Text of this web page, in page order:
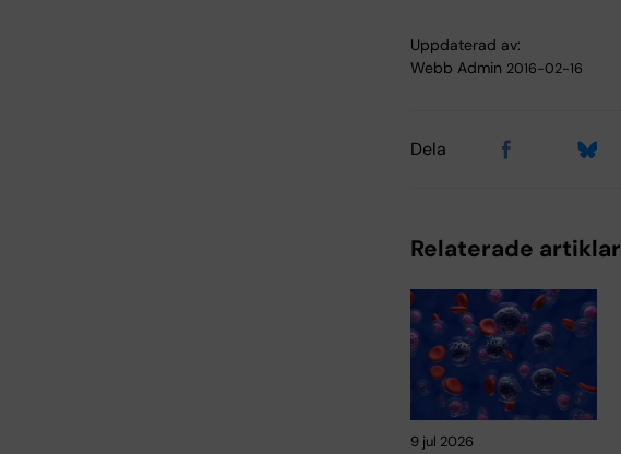
Uppdaterad av:
Webb Admin 2016-02-16
Dela
Relaterade artiklar
9 jul 2026